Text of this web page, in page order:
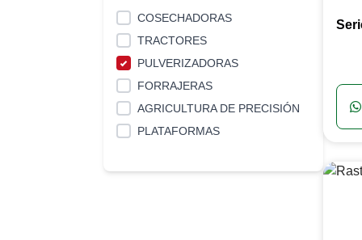
COSECHADORAS
TRACTORES
PULVERIZADORAS
FORRAJERAS
AGRICULTURA DE PRECISIÓN
PLATAFORMAS